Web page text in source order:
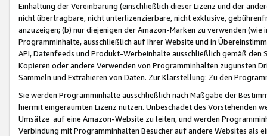
Einhaltung der Vereinbarung (einschließlich dieser Lizenz und der
nicht übertragbare, nicht unterlizenzierbare, nicht exklusive,
anzuzeigen; (b) nur diejenigen der Amazon-Marken zu verwenden
Programminhalte, ausschließlich auf Ihrer Website und in
API, Datenfeeds und Produkt-Werbeinhalte ausschließlich gemäß
Kopieren oder andere Verwenden von Programminhalten zugunsten
Sammeln und Extrahieren von Daten. Zur Klarstellung: Zu den
Sie werden Programminhalte ausschließlich nach Maßgabe der
hiermit eingeräumten Lizenz nutzen. Unbeschadet des Vorstehenden
Umsätze auf eine Amazon-Website zu leiten, und werden
Verbindung mit Programminhalten Besucher auf andere Websites als